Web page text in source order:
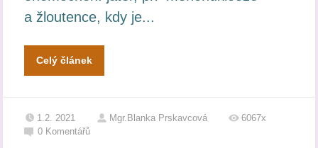
a žloutence, kdy je...
Celý článek
1.2. 2021 Mgr.Blanka Prskavcová
6067x
0 Komentářů